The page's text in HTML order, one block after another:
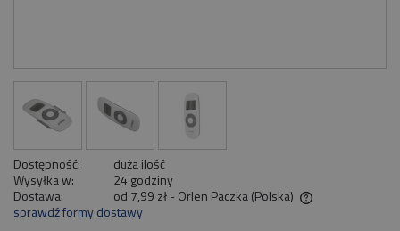
Dostępność:
duża ilość
Wysyłka w:
24 godziny
Dostawa:
od 7,99 zł - Orlen Paczka (Polska)
Cena nie zawiera ewentualnych kosztów płatności
sprawdź formy dostawy